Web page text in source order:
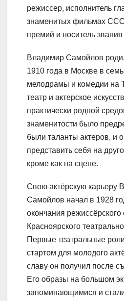
режиссер, исполнитель
знаменитых фильмах
премий и носитель звания
Владимир Самойлов
1910 года в Москве в
мелодрамы и комедии на
театр и актерское
практически родной
знаменитости было
были таланты актеров, и
представить себя на
кроме как на сцене.
Свою актёрскую карьеру
Самойлов начал в 1928
окончания режиссёрского
Красноярского
Первые театральные
стартом для молодого
славу он получил после
Его образы на большом
запоминающимися и